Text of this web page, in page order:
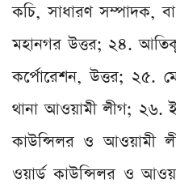
কচি, সাধারণ সম্পাদক,
মহানগর উত্তর; ২৪.
কর্পোরেশন, উত্তর; ২৫.
থানা আওয়ামী লীগ; ২৬.
কাউন্সিলর ও আওয়ামী
ওয়ার্ড কাউন্সিলর ও